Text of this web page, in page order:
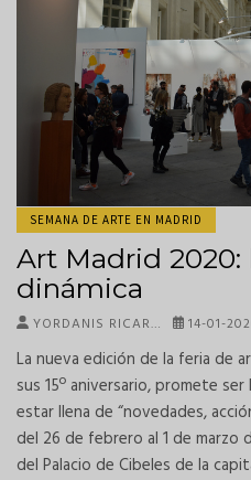
SEMANA DE ARTE EN MADRID
Art Madrid
dinámica
YORDANIS RICAR… 14-01-
La nueva edición de la feria de
sus 15º aniversario, promete
estar llena de “novedades,
del 26 de febrero al 1 de marzo
del Palacio de Cibeles de la